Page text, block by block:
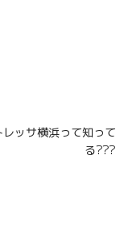
ッサ横浜って知って
る???